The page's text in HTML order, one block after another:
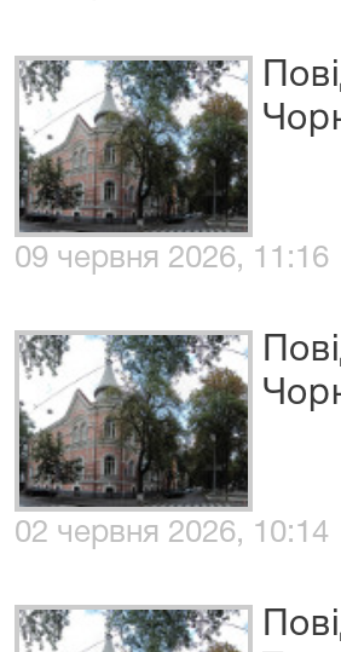
09 червня 2026, 11:16
02 червня 2026, 10:14